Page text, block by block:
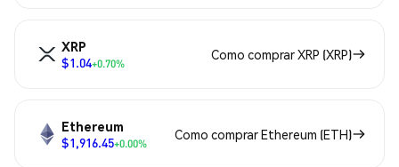
XRP
$1.04+0.70%
Como comprar XRP (XRP)
Ethereum
$1,916.45+0.00%
Como comprar Ethereum (ETH)